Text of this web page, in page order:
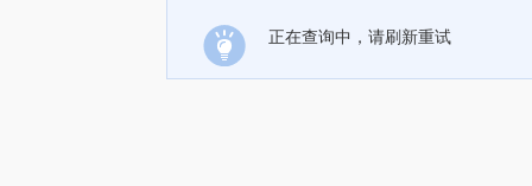
正在查询中，请刷新重试